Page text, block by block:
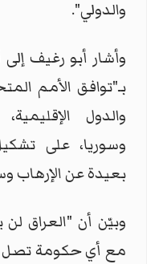
والدولي".
وأشار أبو رغيف
بـ"توافق الأمم
والدول
وسوريا، على
بعيدة عن الإرهاب
وبيّن أن "العراق
مع أي حكومة تصل